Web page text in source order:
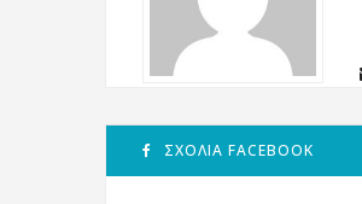
ΣΧΌΛΙΑ FACEBOOK